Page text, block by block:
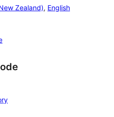
Zealand), English